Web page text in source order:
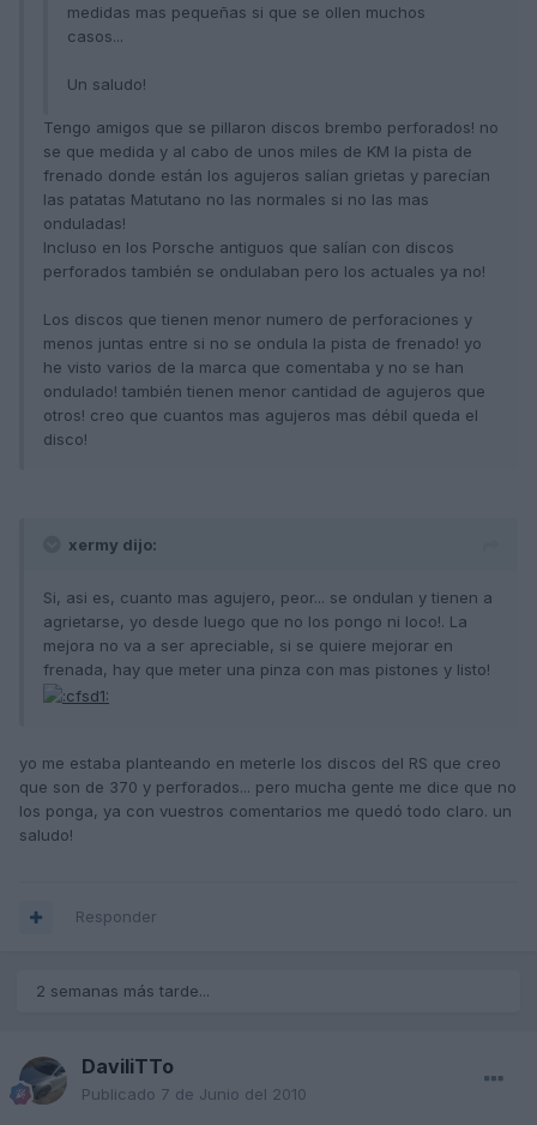
medidas mas pequeñas si que se ollen muchos
casos...
Un saludo!
Tengo amigos que se pillaron discos brembo perforados! no
se que medida y al cabo de unos miles de KM la pista de
frenado donde están los agujeros salían grietas y parecían
las patatas Matutano no las normales si no las mas
onduladas!
Incluso en los Porsche antiguos que salían con discos
perforados también se ondulaban pero los actuales ya no!
Los discos que tienen menor numero de perforaciones y
menos juntas entre si no se ondula la pista de frenado! yo
he visto varios de la marca que comentaba y no se han
ondulado! también tienen menor cantidad de agujeros que
otros! creo que cuantos mas agujeros mas débil queda el
disco!
xermy dijo:
Si, asi es, cuanto mas agujero, peor... se ondulan y tienen a
agrietarse, yo desde luego que no los pongo ni loco!. La
mejora no va a ser apreciable, si se quiere mejorar en
frenada, hay que meter una pinza con mas pistones y listo!
yo me estaba planteando en meterle los discos del RS que creo
que son de 370 y perforados... pero mucha gente me dice que no
los ponga, ya con vuestros comentarios me quedó todo claro. un
saludo!
Responder
2 semanas más tarde...
DaviliTTo
Publicado 7 de Junio del 2010